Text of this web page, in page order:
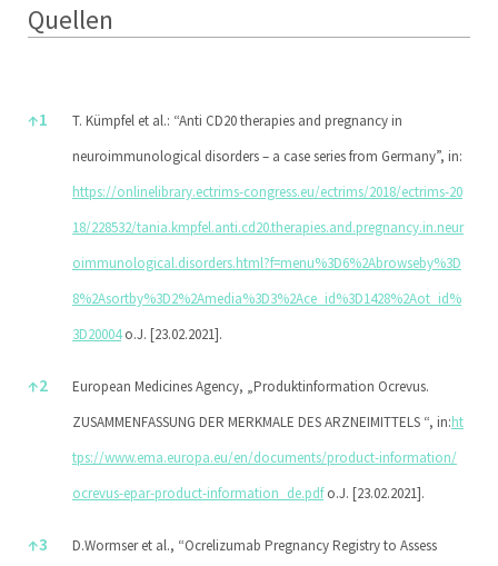
Quellen
↑1
T. Kümpfel et al.: “Anti CD20 therapies and pregnancy in
neuroimmunological disorders – a case series from Germany”, in:
https://onlinelibrary.ectrims-congress.eu/ectrims/2018/ectrims-20
18/228532/tania.kmpfel.anti.cd20.therapies.and.pregnancy.in.neur
oimmunological.disorders.html?f=menu%3D6%2Abrowseby%3D
8%2Asortby%3D2%2Amedia%3D3%2Ace_id%3D1428%2Aot_id%
3D20004o.J. [23.02.2021].
↑2
European Medicines Agency, „Produktinformation Ocrevus.
ZUSAMMENFASSUNG DER MERKMALE DES ARZNEIMITTELS “, in:ht
tps://www.ema.europa.eu/en/documents/product-information/
ocrevus-epar-product-information_de.pdfo.J. [23.02.2021].
↑3
D.Wormser et al., “Ocrelizumab Pregnancy Registry to Assess